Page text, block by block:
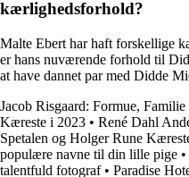
kærlighedsforhold?
Malte Ebert har haft forskellige
er hans nuværende forhold til
at have dannet par med Didde
Jacob Risgaard: Formue,
Kæreste i 2023 • René Dahl
Spetalen og Holger Rune
populære navne til din lille pige •
talentfuld fotograf• Paradise